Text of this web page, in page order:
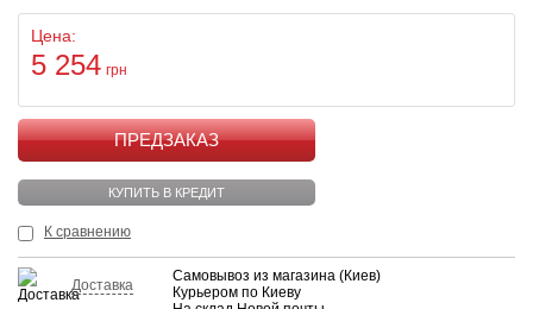
Цена:
5 254 грн
КУПИТЬ
КУПИТЬ В КРЕДИТ
К сравнению
Доставка
Самовывоз из магазина (Киев)
Курьером по Киеву